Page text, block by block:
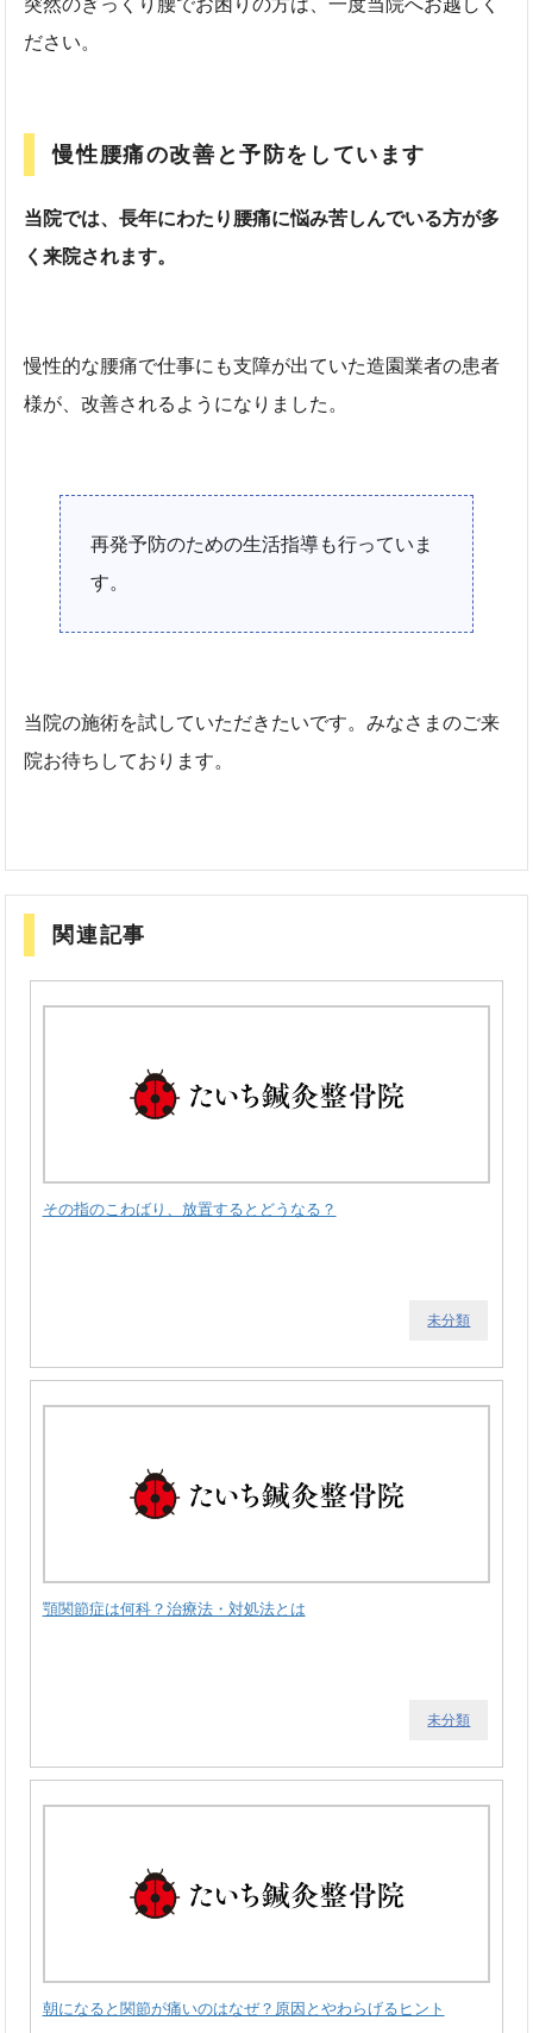
ださい。
慢性腰痛の改善と予防をしています
当院では、長年にわたり腰痛に悩み苦しんでいる方が多
く来院されます。
慢性的な腰痛で仕事にも支障が出ていた造園業者の患者
様が、改善されるようになりました。
再発予防のための生活指導も行っていま
す。
当院の施術を試していただきたいです。みなさまのご来
院お待ちしております。
関連記事
その指のこわばり、放置するとどうなる？
未分類
顎関節症は何科？治療法・対処法とは
未分類
朝になると関節が痛いのはなぜ？原因とやわらげるヒント